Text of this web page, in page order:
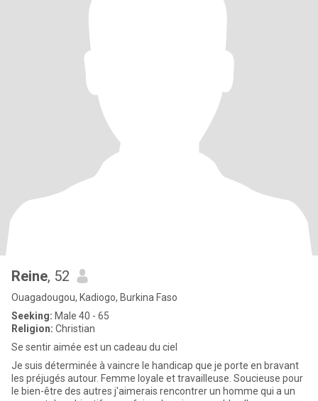
Reine, 52
Ouagadougou, Kadiogo, Burkina Faso
Seeking: Male 40 - 65
Religion: Christian
Se sentir aimée est un cadeau du ciel
Je suis déterminée à vaincre le handicap que je porte en bravant
les préjugés autour. Femme loyale et travailleuse. Soucieuse pour
le bien-être des autres j'aimerais rencontrer un homme qui a un